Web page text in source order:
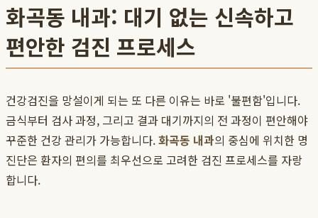
화곡동 내과: 대기 없는 신속하고
편안한 검진 프로세스
건강검진을 망설이게 되는 또 다른 이유는 바로 '불편함'입니다.
금식부터 검사 과정, 그리고 결과 대기까지의 전 과정이 편안해야
꾸준한 건강 관리가 가능합니다.화곡동 내과의 중심에 위치한 명
진단은 환자의 편의를 최우선으로 고려한 검진 프로세스를 자랑
합니다.